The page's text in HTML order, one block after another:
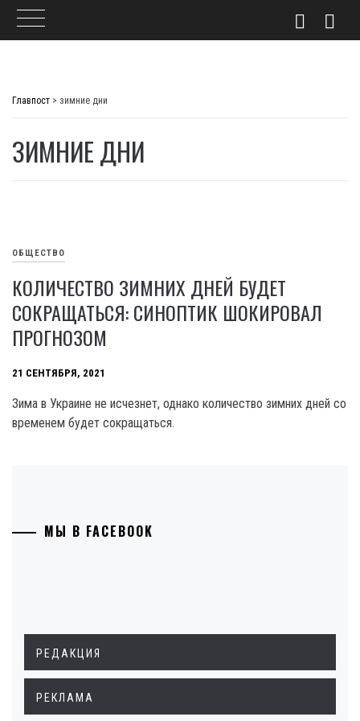
Главпост > зимние дни
ЗИМНИЕ ДНИ
ОБЩЕСТВО
КОЛИЧЕСТВО ЗИМНИХ ДНЕЙ БУДЕТ
СОКРАЩАТЬСЯ: СИНОПТИК ШОКИРОВАЛ
ПРОГНОЗОМ
21 СЕНТЯБРЯ, 2021
Зима в Украине не исчезнет, однако количество зимних дней со
временем будет сокращаться.
МЫ В FACEBOOK
РЕДАКЦИЯ
РЕКЛАМА